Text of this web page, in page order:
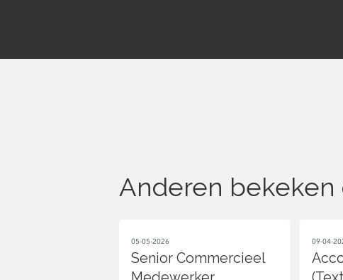
Anderen bekeken
05-05-2026
Senior Commercieel
09-04-